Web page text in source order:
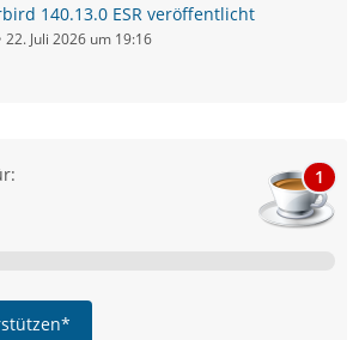
140.13.0 ESR veröffentlicht
22. Juli 2026 um 19:16
1